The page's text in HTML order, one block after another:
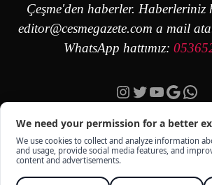
Çeşme'den haberler. Haberleriniz
editor@cesmegazete.com a mail
WhatsApp hattımız:
Instagram
Twitter
YouTube
Google